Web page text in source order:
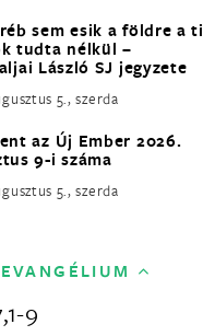
sem esik a földre a ti
tudta nélkül –
László SJ jegyzete
5., szerda
az Új Ember 2026.
9-i száma
5., szerda
9